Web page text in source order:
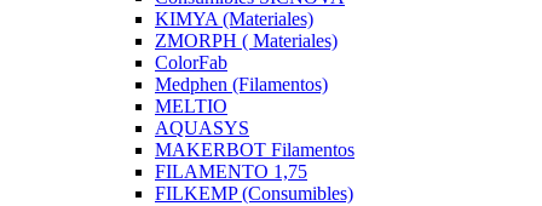
KIMYA (Materiales)
ZMORPH ( Materiales)
ColorFab
Medphen (Filamentos)
MELTIO
AQUASYS
MAKERBOT Filamentos
FILAMENTO 1,75
FILKEMP (Consumibles)